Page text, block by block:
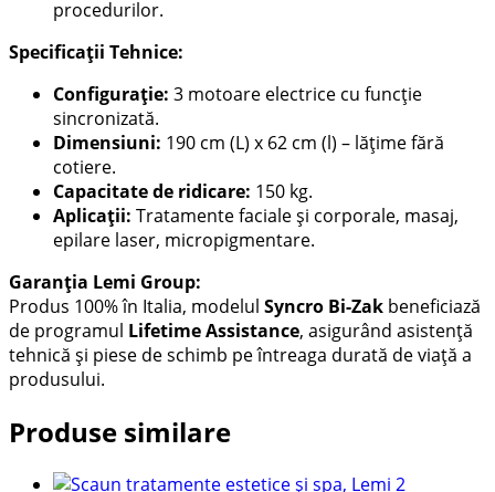
procedurilor.
Specificații Tehnice:
Configurație: 3 motoare electrice cu funcție
sincronizată.
Dimensiuni: 190 cm (L) x 62 cm (l) – lățime fără
cotiere.
Capacitate de ridicare: 150 kg.
Aplicații: Tratamente faciale și corporale, masaj,
epilare laser, micropigmentare.
Garanția Lemi Group:
Produs 100% în Italia, modelul Syncro Bi-Zak beneficiază
de programul Lifetime Assistance, asigurând asistență
tehnică și piese de schimb pe întreaga durată de viață a
produsului.
Produse similare